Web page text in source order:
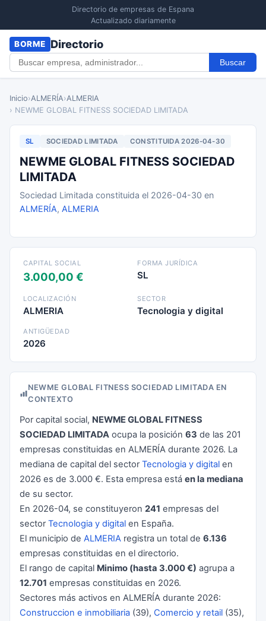
Directorio de empresas de Espana
Actualizado diariamente
BORME Directorio
Buscar
Inicio›ALMERÍA›ALMERIA
› NEWME GLOBAL FITNESS SOCIEDAD LIMITADA
SL SOCIEDAD LIMITADA CONSTITUIDA 2026-04-30
NEWME GLOBAL FITNESS SOCIEDAD
LIMITADA
Sociedad Limitada constituida el 2026-04-30 en
ALMERÍA, ALMERIA
CAPITAL SOCIAL
3.000,00 €
FORMA JURÍDICA
SL
LOCALIZACIÓN
ALMERIA
SECTOR
Tecnologia y digital
ANTIGÜEDAD
2026
NEWME GLOBAL FITNESS SOCIEDAD LIMITADA EN
CONTEXTO
Por capital social, NEWME GLOBAL FITNESS
SOCIEDAD LIMITADA ocupa la posición 63 de las 201
empresas constituidas en ALMERÍA durante 2026. La
mediana de capital del sectorTecnologia y digital en
2026 es de 3.000 €. Esta empresa está en la mediana
de su sector.
En 2026-04, se constituyeron 241 empresas del
sectorTecnologia y digital en España.
El municipio de ALMERIA registra un total de 6.136
empresas constituidas en el directorio.
El rango de capital Minimo (hasta 3.000 €) agrupa a
12.701 empresas constituidas en 2026.
Sectores más activos en ALMERÍA durante 2026:
Construccion e inmobiliaria (39), Comercio y retail (35),